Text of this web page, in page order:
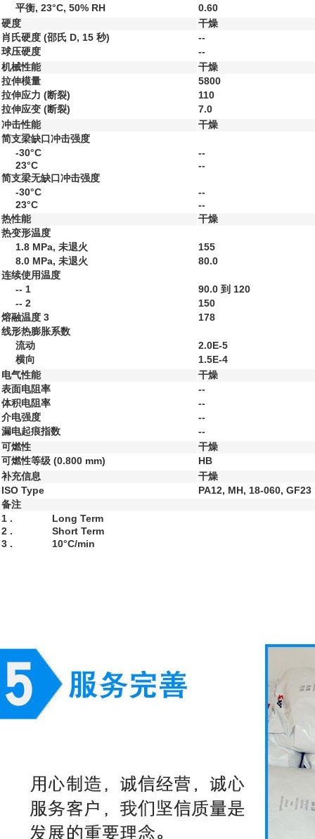
平衡, 23°C, 50% RH
0.60
硬度
干燥
肖氏硬度 (邵氏 D, 15 秒)
--
球压硬度
--
机械性能
干燥
拉伸模量
5800
拉伸应力 (断裂)
110
拉伸应变 (断裂)
7.0
冲击性能
干燥
简支梁缺口冲击强度
-30°C
--
23°C
--
简支梁无缺口冲击强度
-30°C
--
23°C
--
热性能
干燥
热变形温度
1.8 MPa, 未退火
155
8.0 MPa, 未退火
80.0
连续使用温度
-- 1
90.0 到 120
-- 2
150
熔融温度 3
178
线形热膨胀系数
流动
2.0E-5
横向
1.5E-4
电气性能
干燥
表面电阻率
--
体积电阻率
--
介电强度
--
漏电起痕指数
--
可燃性
干燥
可燃性等级 (0.800 mm)
HB
补充信息
干燥
ISO Type
PA12, MH, 18-060, GF23
备注
1 .
Long Term
2 .
Short Term
3 .
10°C/min